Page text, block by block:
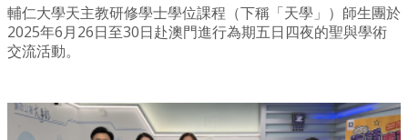
輔仁大學天主教研修學士學位課程（下稱「天學」）師生團於
2025年6月26日至30日赴澳門進行為期五日四夜的聖與學術
交流活動。